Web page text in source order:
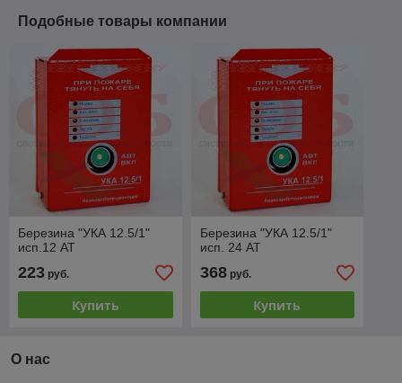
Подобные товары компании
Березина "УКА 12.5/1"
исп.12 АТ
223 руб.
Купить
Березина "УКА 12.5/1"
исп. 24 АТ
368руб.
Купить
О нас